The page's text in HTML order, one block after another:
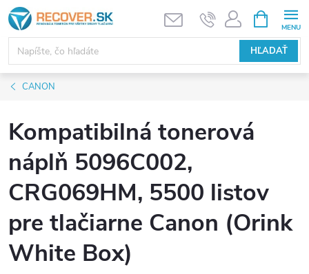
Prejsť
na
obsah
HĽADAŤ
KOŠÍK
CANON
Kompatibilná tonerová
náplň 5096C002,
CRG069HM, 5500 listov
pre tlačiarne Canon (Orink
White Box)